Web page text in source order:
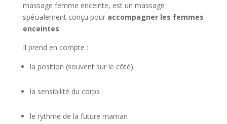
massage femme enceinte, est un massage
spécialement conçu pour accompagner les femmes
enceintes.
Il prend en compte :
la position (souvent sur le côté)
la sensibilité du corps
le rythme de la future maman